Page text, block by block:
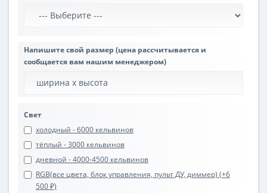
Напишите свой размер (цена рассчитывается и
сообщается вам нашим менеджером)
Свет
холодный - 6000 кельвинов
тёплый - 3000 кельвинов
дневной - 4000-4500 кельвинов
RGB(все цвета, блок управления, пульт ДУ, диммер) (+6
500 ₽)